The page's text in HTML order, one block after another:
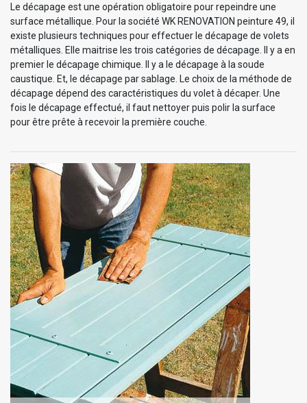
Le décapage est une opération obligatoire pour repeindre une
surface métallique. Pour la société WK RENOVATION peinture 49, il
existe plusieurs techniques pour effectuer le décapage de volets
métalliques. Elle maitrise les trois catégories de décapage. Il y a en
premier le décapage chimique. Il y a le décapage à la soude
caustique. Et, le décapage par sablage. Le choix de la méthode de
décapage dépend des caractéristiques du volet à décaper. Une
fois le décapage effectué, il faut nettoyer puis polir la surface
pour être prête à recevoir la première couche.